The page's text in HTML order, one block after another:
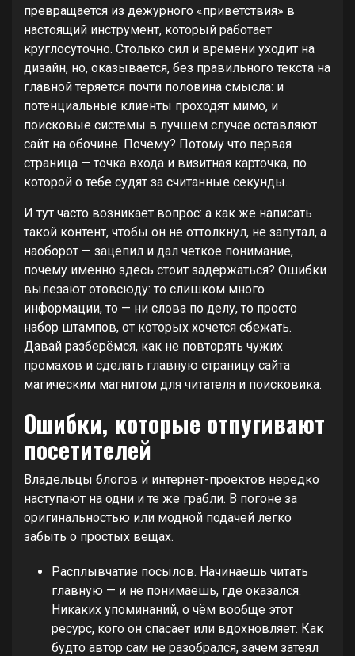
превращается из дежурного «приветствия» в
настоящий инструмент, который работает
круглосуточно. Столько сил и времени уходит на
дизайн, но, оказывается, без правильного текста на
главной теряется почти половина смысла: и
потенциальные клиенты проходят мимо, и
поисковые системы в лучшем случае оставляют
сайт на обочине. Почему? Потому что первая
страница — точка входа и визитная карточка, по
которой о тебе судят за считанные секунды.
И тут часто возникает вопрос: а как же написать
такой контент, чтобы он не оттолкнул, не запутал, а
наоборот — зацепил и дал четкое понимание,
почему именно здесь стоит задержаться? Ошибки
вылезают отовсюду: то слишком много
информации, то — ни слова по делу, то просто
набор штампов, от которых хочется сбежать.
Давай разберёмся, как не повторять чужих
промахов и сделать главную страницу сайта
магическим магнитом для читателя и поисковика.
Ошибки, которые отпугивают
посетителей
Владельцы блогов и интернет-проектов нередко
наступают на одни и те же грабли. В погоне за
оригинальностью или модной подачей легко
забыть о простых вещах.
Расплывчатие посылов. Начинаешь читать
главную — и не понимаешь, где оказался.
Никаких упоминаний, о чём вообще этот
ресурс, кого он спасает или вдохновляет. Как
будто автор сам не разобрался, зачем затеял